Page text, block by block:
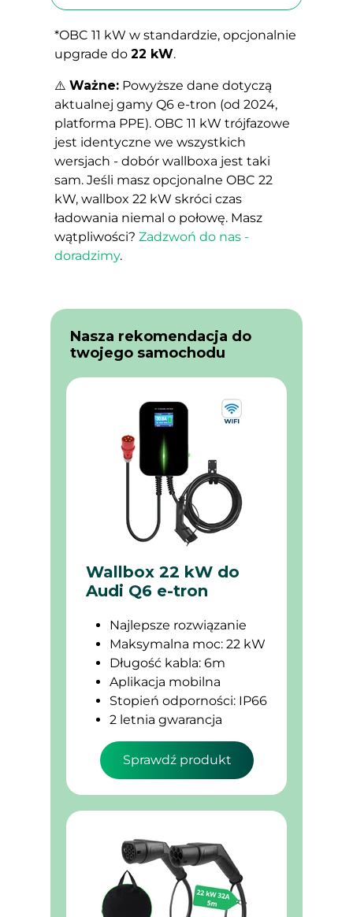
*OBC 11 kW w standardzie, opcjonalnie
upgrade do 22 kW.
⚠️ Ważne: Powyższe dane dotyczą
aktualnej gamy Q6 e-tron (od 2024,
platforma PPE). OBC 11 kW trójfazowe
jest identyczne we wszystkich
wersjach - dobór wallboxa jest taki
sam. Jeśli masz opcjonalne OBC 22
kW, wallbox 22 kW skróci czas
ładowania niemal o połowę. Masz
wątpliwości? Zadzwoń do nas -
doradzimy.
Sprawdź produkt
Wallbox 22 kW do
Audi Q6 e-tron
Najlepsze rozwiązanie
Maksymalna moc: 22 kW
Długość kabla: 6m
Aplikacja mobilna
Stopień odporności: IP66
2 letnia gwarancja
Nasza rekomendacja do
twojego samochodu